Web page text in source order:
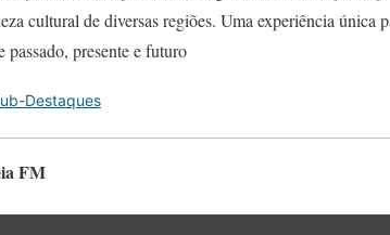
cultural de diversas regiões. Uma experiência única
passado, presente e futuro
Destaques
FM